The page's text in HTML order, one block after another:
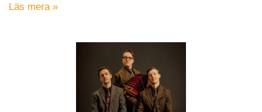
Läs mera »